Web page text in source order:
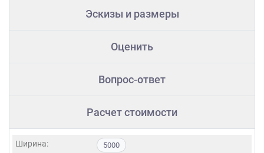
Эскизы и размеры
Оценить
Вопрос-ответ
Расчет стоимости
Ширина: 5000